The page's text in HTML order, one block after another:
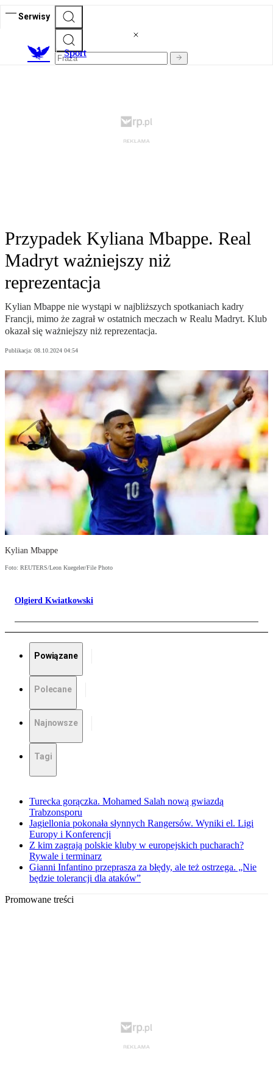
Serwisy
Sport
Przypadek Kyliana Mbappe. Real
Madryt ważniejszy niż
reprezentacja
Kylian Mbappe nie wystąpi w najbliższych spotkaniach kadry
Francji, mimo że zagrał w ostatnich meczach w Realu Madryt. Klub
okazał się ważniejszy niż reprezentacja.
Publikacja: 08.10.2024 04:54
Kylian Mbappe
Foto: REUTERS/Leon Kuegeler/File Photo
Olgierd Kwiatkowski
Powiązane
Polecane
Najnowsze
Tagi
Turecka gorączka. Mohamed Salah nową gwiazdą
Trabzonsporu
Jagiellonia pokonała słynnych Rangersów. Wyniki el. Ligi
Europy i Konferencji
Z kim zagrają polskie kluby w europejskich pucharach?
Rywale i terminarz
Gianni Infantino przeprasza za błędy, ale też ostrzega. „Nie
będzie tolerancji dla ataków”
Promowane treści